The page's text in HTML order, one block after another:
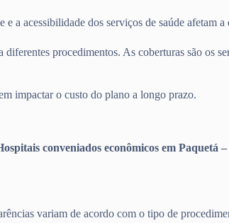
a acessibilidade dos serviços de saúde afetam
procedimentos. As coberturas são os
impactar o custo do plano a longo prazo.
conveniados econômicos em Paquetá
variam de acordo com o tipo de